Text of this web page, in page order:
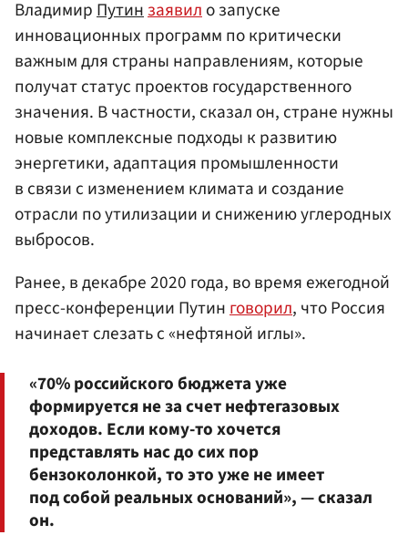
ВладимирПутинзаявило запуске
инновационных программ по критически
важным для страны направлениям, которые
получат статус проектов государственного
значения. В частности, сказал он, стране нужны
новые комплексные подходы к развитию
энергетики, адаптация промышленности
в связи с изменением климата и создание
отрасли по утилизации и снижению углеродных
выбросов.
Ранее, в декабре 2020 года, во время ежегодной
пресс-конференции Путинговорил, что Россия
начинает слезать с «нефтяной иглы».
«70% российского бюджета уже
формируется не за счет нефтегазовых
доходов. Если кому-то хочется
представлять нас до сих пор
бензоколонкой, то это уже не имеет
под собой реальных оснований», — сказал
он.